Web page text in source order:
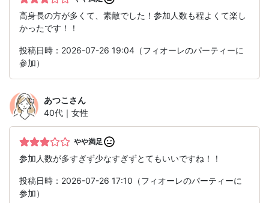
高身長の方が多くて、素敵でした！参加人数も程よくて楽し
かったです！！
投稿日時：2026-07-26 19:04（フィオーレのパーティーに
参加）
あつこ さん
40代｜女性
やや満足
参加人数が多すぎず少なすぎずとてもいいですね！！
投稿日時：2026-07-26 17:10（フィオーレのパーティーに
参加）